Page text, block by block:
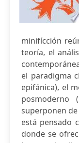
minifícción
teoría, el
el paradigma
epifánica), el
posmoderno
superponen
está pensado
donde se